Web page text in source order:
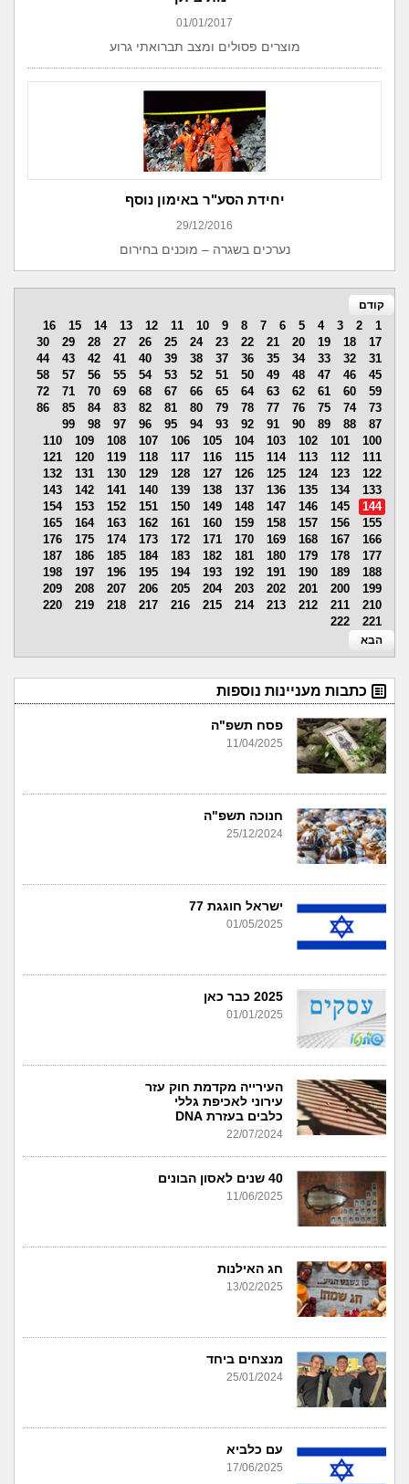
01/01/2017
מוצרים פסולים ומצב תברואתי גרוע
יחידת הסע"ר באימון נוסף
29/12/2016
נערכים בשגרה – מוכנים בחירום
קודם
1
2
3
4
5
6
7
8
9
10
11
12
13
14
15
16
17
18
19
20
21
22
23
24
25
26
27
28
29
30
31
32
33
34
35
36
37
38
39
40
41
42
43
44
45
46
47
48
49
50
51
52
53
54
55
56
57
58
59
60
61
62
63
64
65
66
67
68
69
70
71
72
73
74
75
76
77
78
79
80
81
82
83
84
85
86
87
88
89
90
91
92
93
94
95
96
97
98
99
100
101
102
103
104
105
106
107
108
109
110
111
112
113
114
115
116
117
118
119
120
121
122
123
124
125
126
127
128
129
130
131
132
133
134
135
136
137
138
139
140
141
142
143
144
145
146
147
148
149
150
151
152
153
154
155
156
157
158
159
160
161
162
163
164
165
166
167
168
169
170
171
172
173
174
175
176
177
178
179
180
181
182
183
184
185
186
187
188
189
190
191
192
193
194
195
196
197
198
199
200
201
202
203
204
205
206
207
208
209
210
211
212
213
214
215
216
217
218
219
220
221
222
הבא
כתבות מעניינות נוספות
פסח תשפ"ה
11/04/2025
חנוכה תשפ"ה
25/12/2024
ישראל חוגגת 77
01/05/2025
2025 כבר כאן
01/01/2025
העירייה מקדמת חוק עזר
עירוני לאכיפת גללי
כלבים בעזרת DNA
22/07/2024
40 שנים לאסון הבונים
11/06/2025
חג האילנות
13/02/2025
מנצחים ביחד
25/01/2024
עם כלביא
17/06/2025